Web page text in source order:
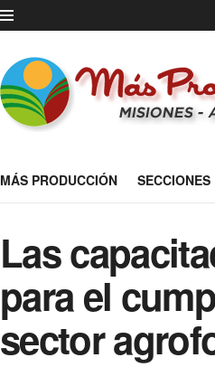
MÁS PRODUCCIÓN SECCIONES
Las
para el
sector